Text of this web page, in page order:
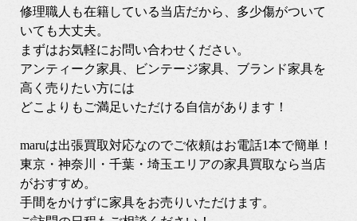
修理職人も在籍している当店だから、多少傷がついて
いても大丈夫。
まずはお気軽にお問い合わせください。
アンティーク家具、ビンテージ家具、ブランド家具を
高く売りたい方には
どこよりもご満足いただける自信があります！
maruは出張買取対応なのでご依頼はお電話1本で簡単！
東京・神奈川・千葉・埼玉エリアの家具買取なら当店
がおすすめ。
手間をかけずに家具をお売りいただけます。